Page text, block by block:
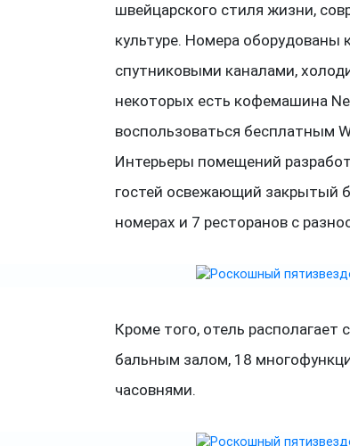
швейцарского стиля жизни,
культуре. Номера
спутниковыми каналами,
некоторых есть кофемашина
воспользоваться бесплатным
Интерьеры помещений
гостей освежающий закрытый
номерах и 7 ресторанов с
Кроме того, отель
бальным залом, 18
часовнями.